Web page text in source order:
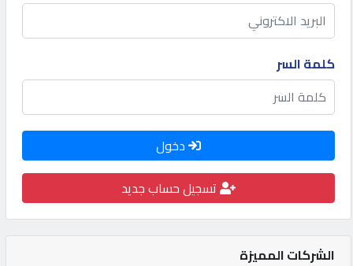
كيو
مزاد
كيو
نمبر
كيو
كارز
كيو
ماركت
كلمة السر
دخول
تسجيل حساب جديد
الشركات المميزة